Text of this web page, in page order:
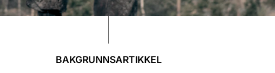
BAKGRUNNSARTIKKEL